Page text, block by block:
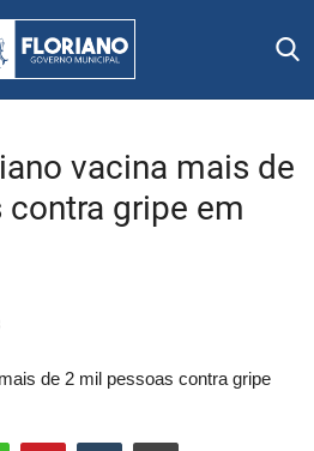
vacina mais de
gripe em
de 2 mil pessoas contra gripe